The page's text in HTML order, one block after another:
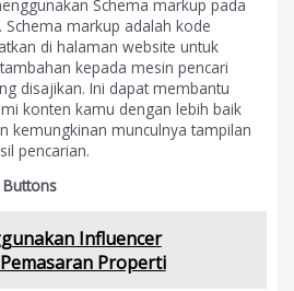
Schema markup pada
markup adalah kode
di halaman website untuk
kepada mesin pencari
disajikan. Ini dapat membantu
konten kamu dengan lebih baik
kemungkinan munculnya tampilan
pencarian.
Buttons
Influencer
Properti